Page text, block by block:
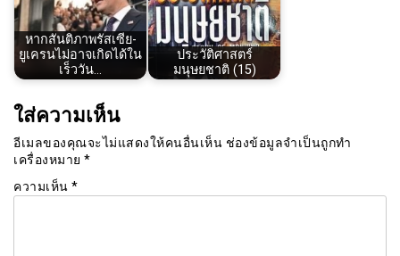
หากสันติภาพรัสเซีย-
ยูเครนไม่อาจเกิดได้ใน
เร็ววัน…
ประวัติศาสตร์
มนุษยชาติ (15)
ใส่ความเห็น
อีเมลของคุณจะไม่แสดงให้คนอื่นเห็น ช่องข้อมูลจำเป็นถูกทำ
เครื่องหมาย *
ความเห็น *